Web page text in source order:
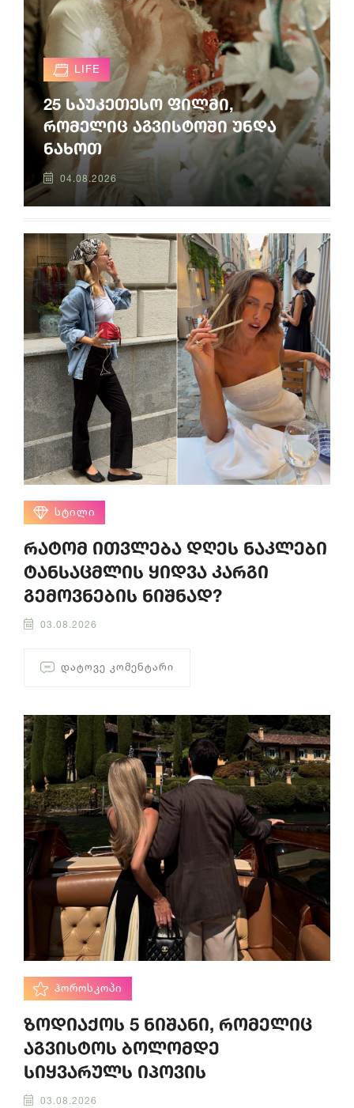
LIFE
25 საუკეთესო ფილმი,
რომელიც აგვისტოში უნდა
ნახოთ
04.08.2026
ᲡᲢᲘᲚᲘ
რატომ ითვლება დღეს ნაკლები
ტანსაცმლის ყიდვა კარგი
გემოვნების ნიშნად?
03.08.2026
ᲓᲐᲢᲝᲕᲔ ᲙᲝᲛᲔᲜᲢᲐᲠᲘ
ᲰᲝᲠᲝᲡᲙᲝᲞᲘ
ზოდიაქოს 5 ნიშანი, რომელიც
აგვისტოს ბოლომდე
სიყვარულს იპოვის
03.08.2026